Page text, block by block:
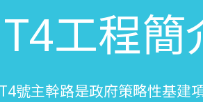
T4工程簡
T4號主幹路是政府策略性基建